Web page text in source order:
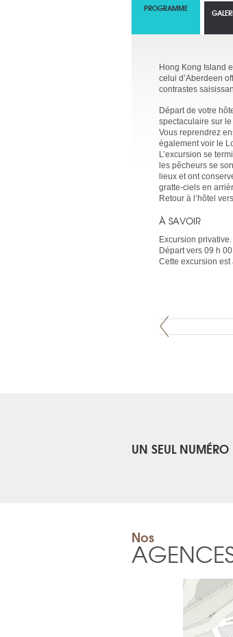
PROGRAMME
Hong Kong Island
celui d’Aberdeen
contrastes
Départ de votre
spectaculaire sur
Vous reprendrez
également voir le
L’excursion se
les pêcheurs se
lieux et ont
gratte-ciels en
Retour à l’hôtel
À SAVOIR
Excursion
Départ vers 09 h
Cette excursion
UN SEUL
Nos